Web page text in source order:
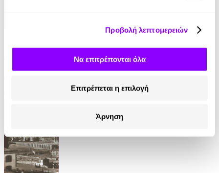
Προβολή λεπτομερειών
Να επιτρέπονται όλα
Επιτρέπεται η επιλογή
Άρνηση
Ο Μύθος της Αιωνιότητας